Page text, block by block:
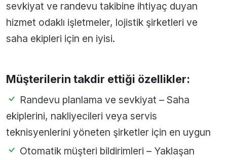
sevkiyat ve randevu takibine ihtiyaç duyan
hizmet odaklı işletmeler, lojistik şirketleri ve
saha ekipleri için en iyisi.
Müşterilerin takdir ettiği özellikler:
Randevu planlama ve sevkiyat – Saha
ekiplerini, nakliyecileri veya servis
teknisyenlerini yöneten şirketler için en uygun
Otomatik müşteri bildirimleri – Yaklaşan